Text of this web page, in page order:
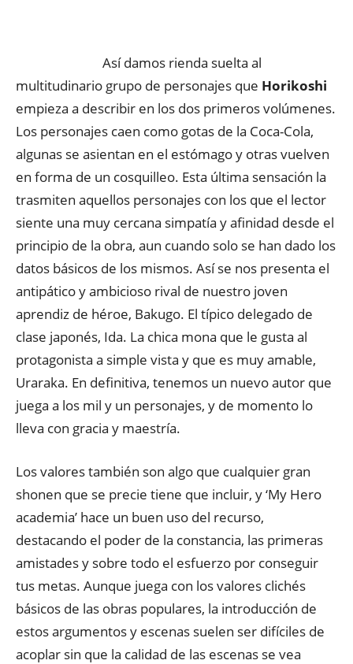
Así damos rienda suelta al
multitudinario grupo de personajes que Horikoshi
empieza a describir en los dos primeros volúmenes.
Los personajes caen como gotas de la Coca-Cola,
algunas se asientan en el estómago y otras vuelven
en forma de un cosquilleo. Esta última sensación la
trasmiten aquellos personajes con los que el lector
siente una muy cercana simpatía y afinidad desde el
principio de la obra, aun cuando solo se han dado los
datos básicos de los mismos. Así se nos presenta el
antipático y ambicioso rival de nuestro joven
aprendiz de héroe, Bakugo. El típico delegado de
clase japonés, Ida. La chica mona que le gusta al
protagonista a simple vista y que es muy amable,
Uraraka. En definitiva, tenemos un nuevo autor que
juega a los mil y un personajes, y de momento lo
lleva con gracia y maestría.
Los valores también son algo que cualquier gran
shonen que se precie tiene que incluir, y ‘My Hero
academia’ hace un buen uso del recurso,
destacando el poder de la constancia, las primeras
amistades y sobre todo el esfuerzo por conseguir
tus metas. Aunque juega con los valores clichés
básicos de las obras populares, la introducción de
estos argumentos y escenas suelen ser difíciles de
acoplar sin que la calidad de las escenas se vea